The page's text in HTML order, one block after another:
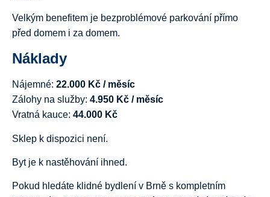
Velkým benefitem je bezproblémové parkování přímo
před domem i za domem.
Náklady
Nájemné: 22.000 Kč / měsíc
Zálohy na služby: 4.950 Kč / měsíc
Vratná kauce: 44.000 Kč
Sklep k dispozici není.
Byt je k nastěhování ihned.
Pokud hledáte klidné bydlení v Brně s kompletním